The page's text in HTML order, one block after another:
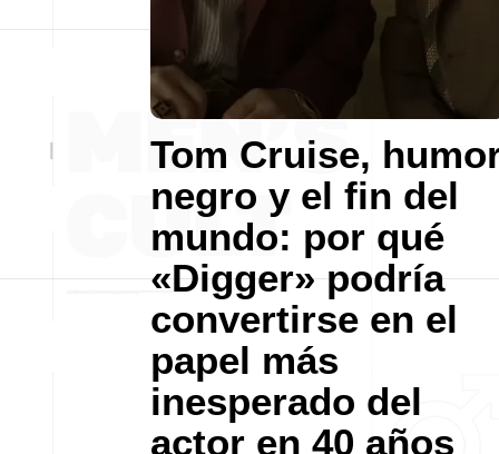
Tom Cruise,
negro y el fin del
mundo: por qué
«Digger» podría
convertirse en el
papel más
inesperado del
actor en 40 años